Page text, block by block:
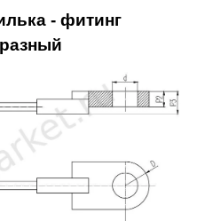
- фитинг